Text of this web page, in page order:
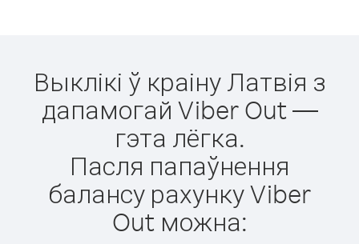
Выклікі ў краіну Латвія з
дапамогай Viber Out —
гэта лёгка.
Пасля папаўнення
балансу рахунку Viber
Out можна: